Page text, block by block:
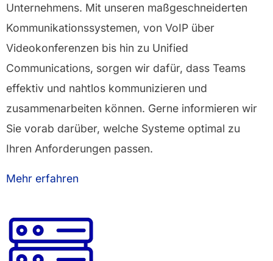
Unternehmens. Mit unseren maßgeschneiderten
Kommunikationssystemen, von VoIP über
Videokonferenzen bis hin zu Unified
Communications, sorgen wir dafür, dass Teams
effektiv und nahtlos kommunizieren und
zusammenarbeiten können. Gerne informieren wir
Sie vorab darüber, welche Systeme optimal zu
Ihren Anforderungen passen.
Mehr erfahren